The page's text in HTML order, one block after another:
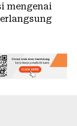
mengenai